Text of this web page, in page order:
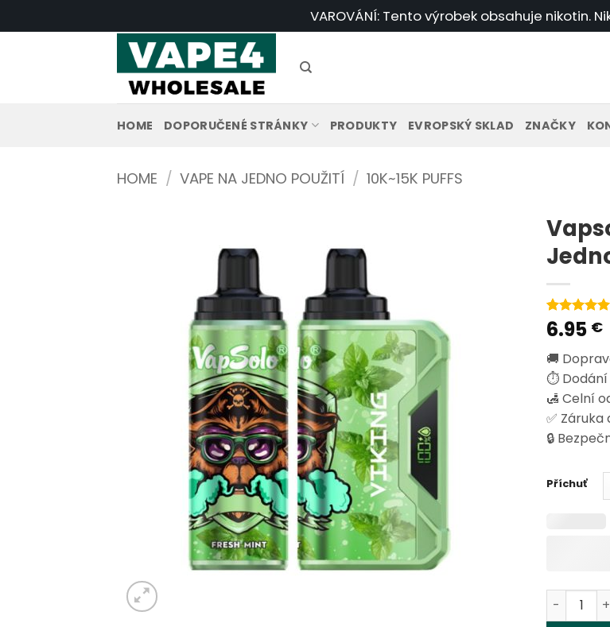
na
VAROVÁNÍ: Tento výrobek obsahuje nikotin.
HOME DOPORUČENÉ STRÁNKY PRODUKTY EVROPSKÝ SKLAD ZNAČKY
HOME / VAPE NA JEDNO POUŽITÍ / 10K~15K PUFFS
Hodnoceno
5z 5 na
2
hodnocení
zákazníků
6.95 €
🚚
⏱️ Dodání
🛃 Celní
✅ Záruka
🔒
Příchuť
Vapsolo